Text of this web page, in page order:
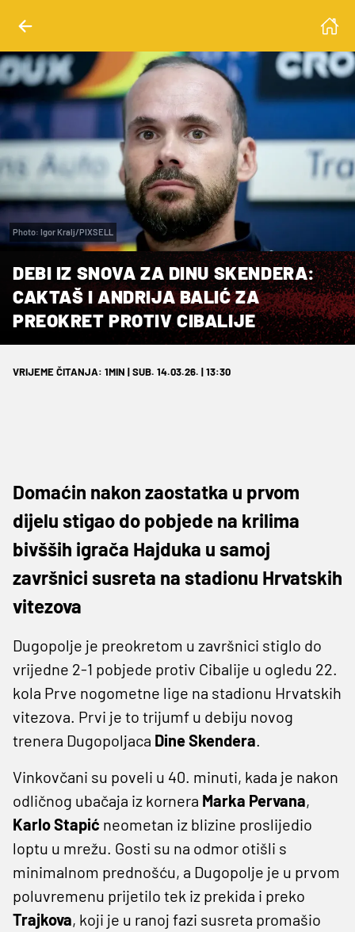
Photo: Igor Kralj/PIXSELL
DEBI IZ SNOVA ZA DINU SKENDERA:
CAKTAŠ I ANDRIJA BALIĆ ZA
PREOKRET PROTIV CIBALIJE
VRIJEME ČITANJA: 1MIN | SUB. 14.03.26. | 13:30
Domaćin nakon zaostatka u prvom
dijelu stigao do pobjede na krilima
bivšših igrača Hajduka u samoj
završnici susreta na stadionu Hrvatskih
vitezova
Dugopolje je preokretom u završnici stiglo do
vrijedne 2-1 pobjede protiv Cibalije u ogledu 22.
kola Prve nogometne lige na stadionu Hrvatskih
vitezova. Prvi je to trijumf u debiju novog
trenera Dugopoljaca Dine Skendera.
Vinkovčani su poveli u 40. minuti, kada je nakon
odličnog ubačaja iz kornera Marka Pervana,
Karlo Stapić neometan iz blizine proslijedio
loptu u mrežu. Gosti su na odmor otišli s
minimalnom prednošću, a Dugopolje je u prvom
poluvremenu prijetilo tek iz prekida i preko
Trajkova, koji je u ranoj fazi susreta promašio